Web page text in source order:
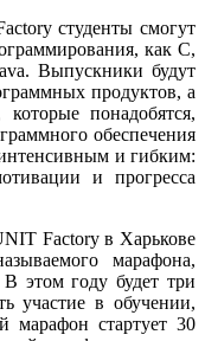
студенты смогут
как C,
Выпускники будут
продуктов, а
понадобятся,
обеспечения
и гибким:
и прогресса
Factory в Харькове
марафона,
В этом году будет три
участие в обучении,
стартует 30